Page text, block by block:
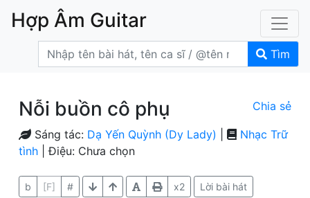
Hợp Âm Guitar
Tìm
Nỗi buồn cô phụ Chia sẻ
Sáng tác: Dạ Yến Quỳnh (Dy Lady)
Nhạc Trữ
tình | Điệu: Chưa chọn
b [F] # x2 Lời bài hát